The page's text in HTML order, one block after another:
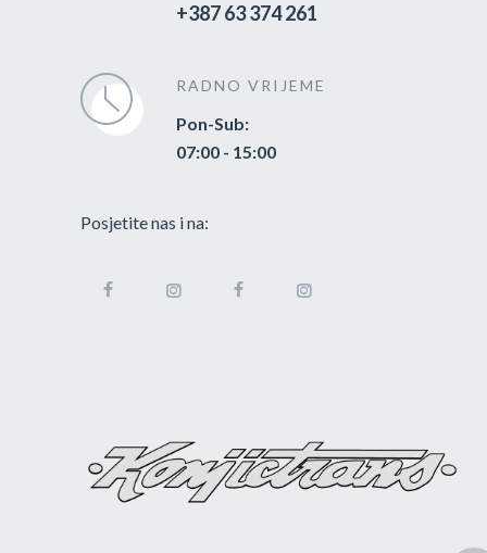
+387 63 374 261
RADNO VRIJEME
Pon-Sub:
07:00 - 15:00
Posjetite nas i na: